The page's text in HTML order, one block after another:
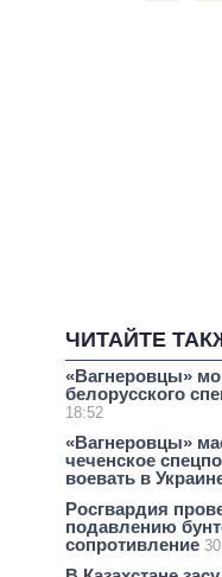
ЧИТАЙТЕ
«Вагнеровцы»
белорусского
18:52
«Вагнеровцы»
чеченское
воевать в
Росгвардия
подавлению
сопротивление